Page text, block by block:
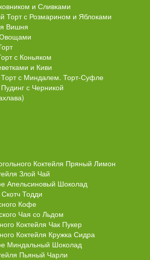
и Сливками
Торт с Розмарином и Яблоками
Вишня
Овощами
с Коньяком
и Киви
с Миндалем. Торт-Суфле
с Черникой
Коктейля Пряный Лимон
Злой Чай
Апельсиновый Шоколад
Тодди
Кофе
Чая со Льдом
Коктейля Чак Пукер
Коктейля Кружка Сидра
Миндальный Шоколад
Пьяный Чарли